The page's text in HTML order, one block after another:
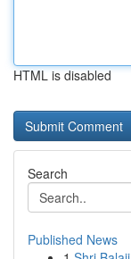
HTML is disabled
Search
Published News